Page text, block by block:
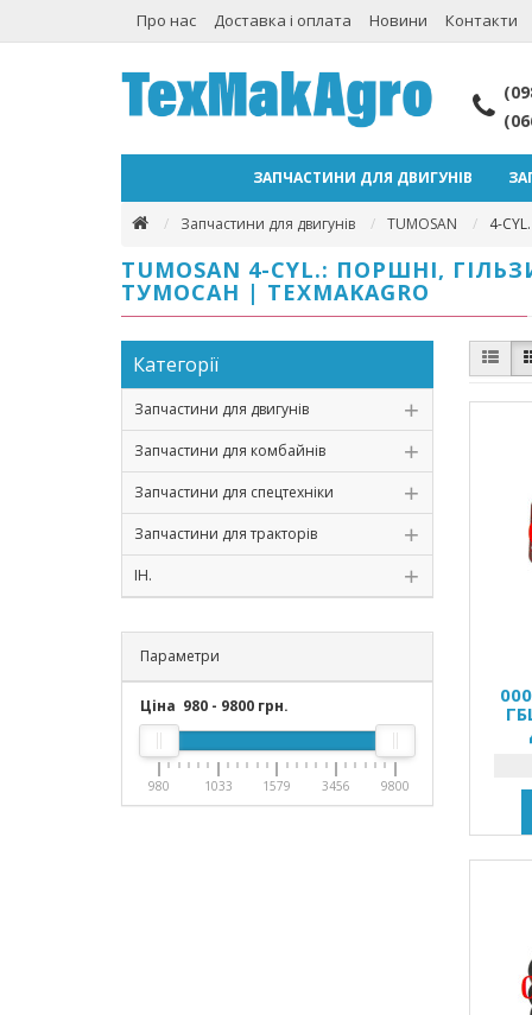
Про нас Доставка і оплата Новини Контакти
ЗАПЧАСТИНИ ДЛЯ ДВИГУНІВ
Запчастини для двигунів TUMOSAN 4-CYL.
TUMOSAN 4-CYL.: ПОРШНІ,
ТУМОСАН | TEXMAKAGRO
Категорії
Запчастини для двигунів
Запчастини для комбайнів
Запчастини для спецтехніки
Запчастини для тракторів
ІН.
Параметри
Ціна 980 - 9800 грн.
980 1033 1579 3456 9800